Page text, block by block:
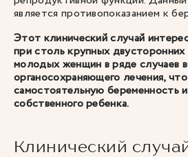
является противопоказанием к
Этот клинический случай
при столь крупных двусторонних
молодых женщин в ряде случаев
органосохраняющего лечения,
самостоятельную беременность
собственного ребенка.
Клинический